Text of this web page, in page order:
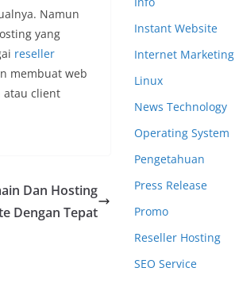
Namun
yang
reseller
membuat web
atau client
Dan Hosting
Dengan Tepat
Instant Website
Internet Marketing
Linux
News Technology
Operating System
Pengetahuan
Press Release
Promo
Reseller Hosting
SEO Service